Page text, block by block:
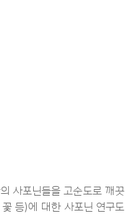
사포닌들을 고순도로 깨끗
등)에 대한 사포닌 연구도